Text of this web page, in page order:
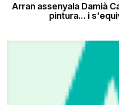
Arran assenyala Damià
pintura... i